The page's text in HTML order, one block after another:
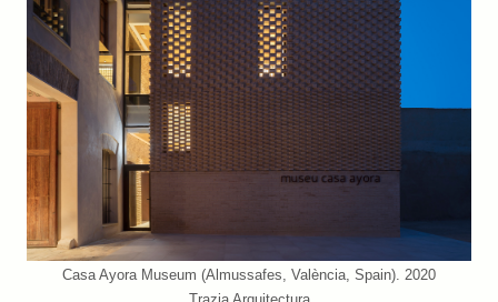
Casa Ayora Museum (Almussafes, València, Spain). 2020